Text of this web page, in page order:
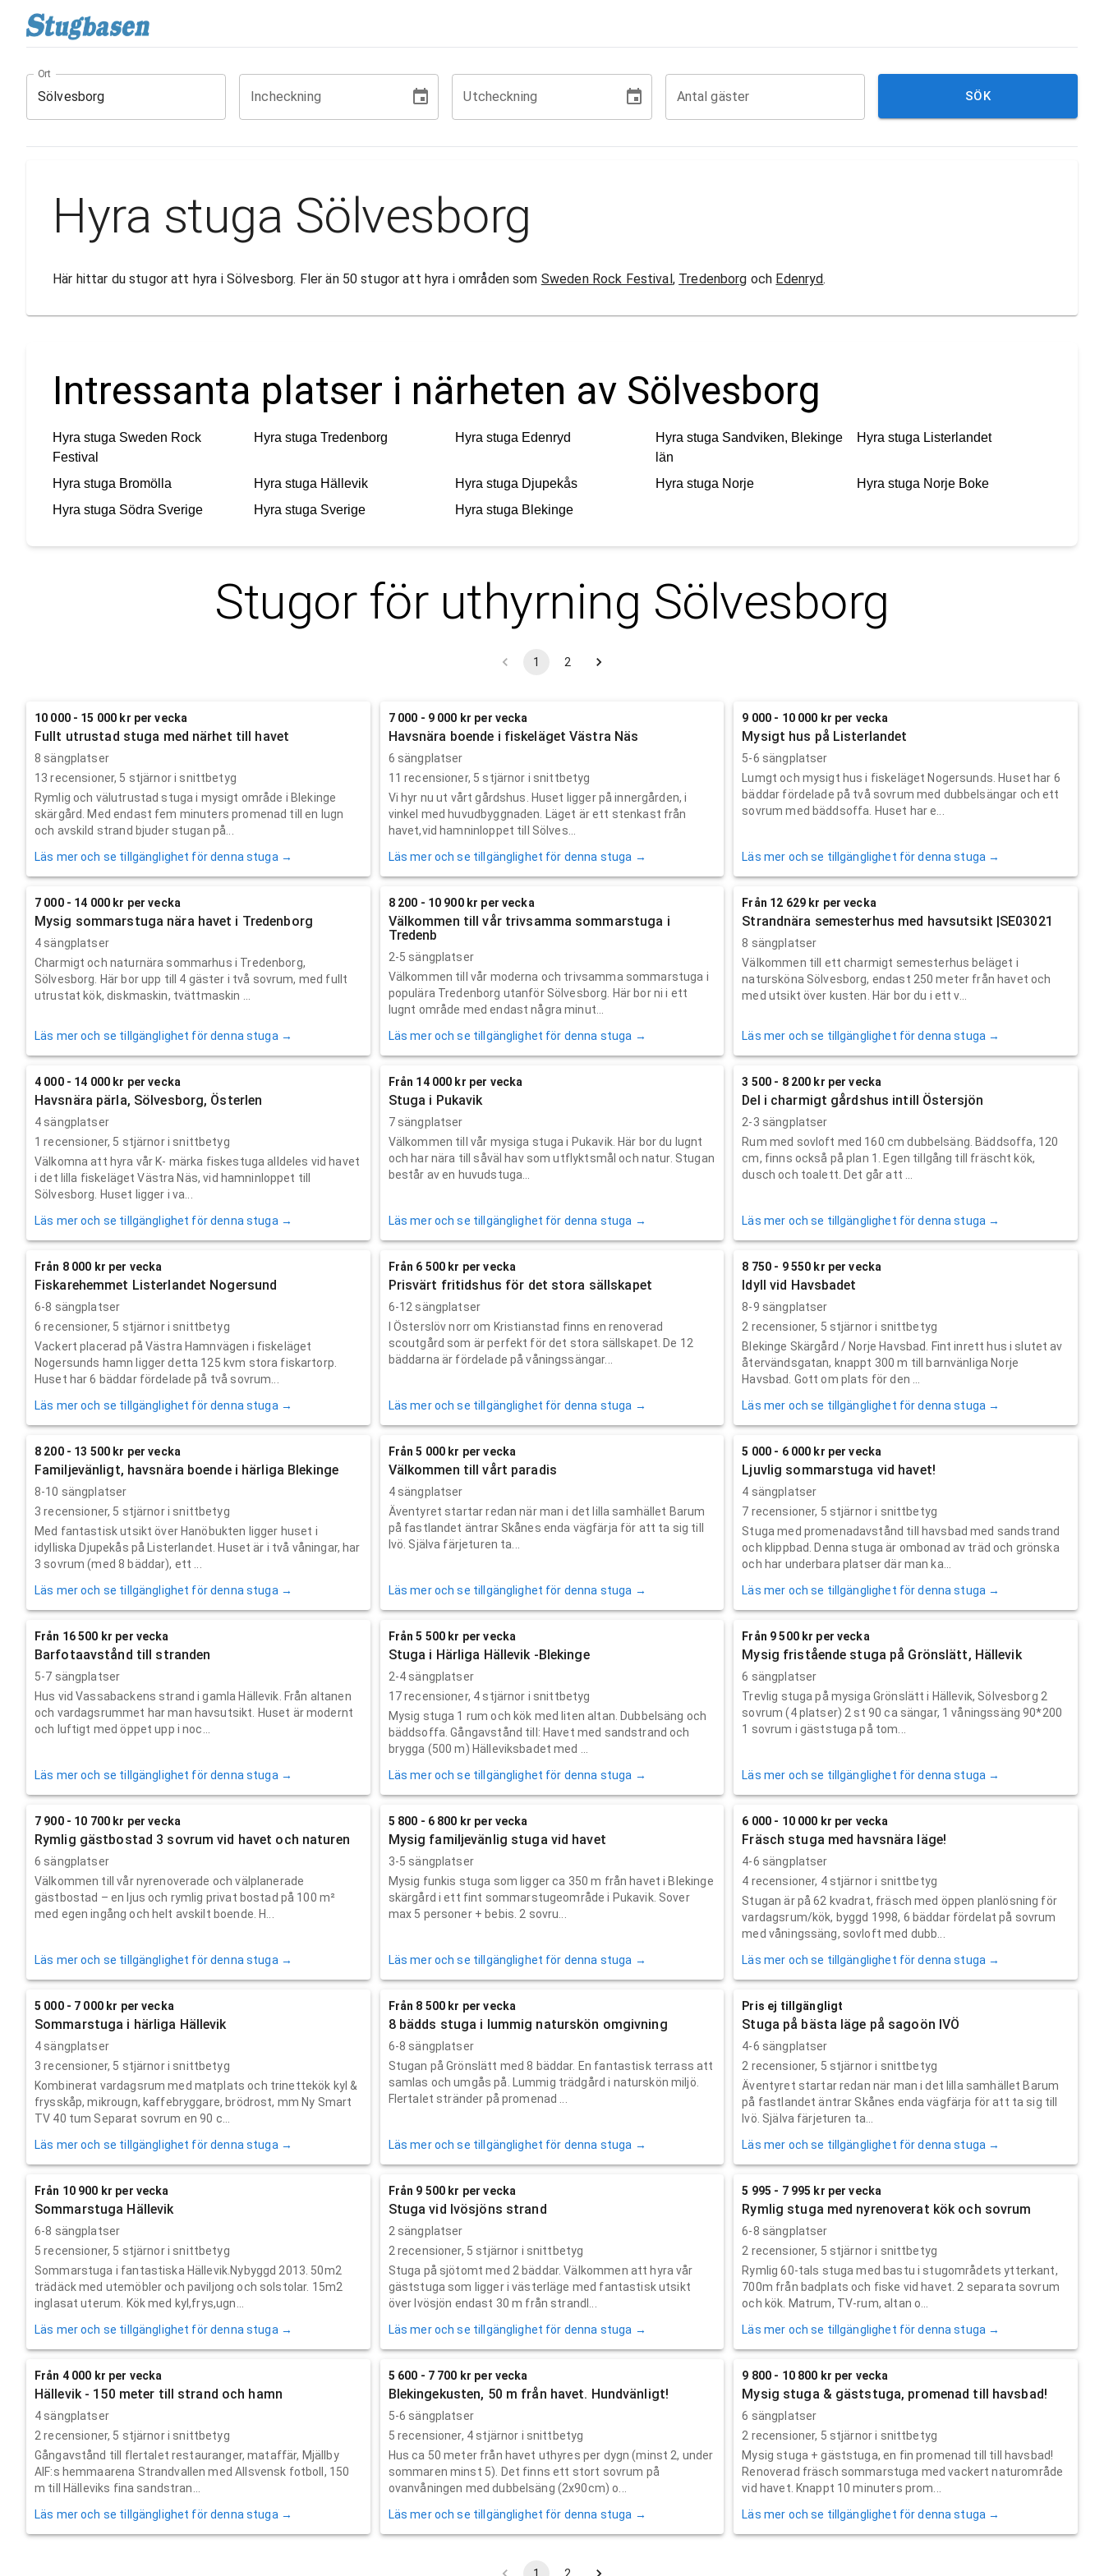
Ort
Incheckning Utcheckning Antal gäster SÖK
Hyra stuga Sölvesborg
Här hittar du stugor att hyra i Sölvesborg. Fler än 50 stugor att hyra i områden som Sweden Rock Festival, Tredenborg och Edenryd.
Intressanta platser i närheten av Sölvesborg
Hyra stuga Sweden Rock
Festival
Hyra stuga Tredenborg Hyra stuga Edenryd Hyra stuga Sandviken, Blekinge
län
Hyra stuga Listerlandet
Hyra stuga Bromölla Hyra stuga Hällevik Hyra stuga Djupekås Hyra stuga Norje Hyra stuga Norje Boke
Hyra stuga Södra Sverige Hyra stuga Sverige Hyra stuga Blekinge
Stugor för uthyrning Sölvesborg
1 2
10 000 - 15 000 kr per vecka
Fullt utrustad stuga med närhet till havet
8 sängplatser
13 recensioner, 5 stjärnor i snittbetyg
Rymlig och välutrustad stuga i mysigt område i Blekinge
skärgård. Med endast fem minuters promenad till en lugn
och avskild strand bjuder stugan på...
Läs mer och se tillgänglighet för denna stuga →
7 000 - 9 000 kr per vecka
Havsnära boende i fiskeläget Västra Näs
6 sängplatser
11 recensioner, 5 stjärnor i snittbetyg
Vi hyr nu ut vårt gårdshus. Huset ligger på innergården, i
vinkel med huvudbyggnaden. Läget är ett stenkast från
havet,vid hamninloppet till Sölves...
Läs mer och se tillgänglighet för denna stuga →
9 000 - 10 000 kr per vecka
Mysigt hus på Listerlandet
5-6 sängplatser
Lumgt och mysigt hus i fiskeläget Nogersunds. Huset har 6
bäddar fördelade på två sovrum med dubbelsängar och ett
sovrum med bäddsoffa. Huset har e...
Läs mer och se tillgänglighet för denna stuga →
7 000 - 14 000 kr per vecka
Mysig sommarstuga nära havet i Tredenborg
4 sängplatser
Charmigt och naturnära sommarhus i Tredenborg,
Sölvesborg. Här bor upp till 4 gäster i två sovrum, med fullt
utrustat kök, diskmaskin, tvättmaskin ...
Läs mer och se tillgänglighet för denna stuga →
8 200 - 10 900 kr per vecka
Välkommen till vår trivsamma sommarstuga i
Tredenb
2-5 sängplatser
Välkommen till vår moderna och trivsamma sommarstuga i
populära Tredenborg utanför Sölvesborg. Här bor ni i ett
lugnt område med endast några minut...
Läs mer och se tillgänglighet för denna stuga →
Från 12 629 kr per vecka
Strandnära semesterhus med havsutsikt |SE03021
8 sängplatser
Välkommen till ett charmigt semesterhus beläget i
natursköna Sölvesborg, endast 250 meter från havet och
med utsikt över kusten. Här bor du i ett v...
Läs mer och se tillgänglighet för denna stuga →
4 000 - 14 000 kr per vecka
Havsnära pärla, Sölvesborg, Österlen
4 sängplatser
1 recensioner, 5 stjärnor i snittbetyg
Välkomna att hyra vår K- märka fiskestuga alldeles vid havet
i det lilla fiskeläget Västra Näs, vid hamninloppet till
Sölvesborg. Huset ligger i va...
Läs mer och se tillgänglighet för denna stuga →
Från 14 000 kr per vecka
Stuga i Pukavik
7 sängplatser
Välkommen till vår mysiga stuga i Pukavik. Här bor du lugnt
och har nära till såväl hav som utflyktsmål och natur. Stugan
består av en huvudstuga...
Läs mer och se tillgänglighet för denna stuga →
3 500 - 8 200 kr per vecka
Del i charmigt gårdshus intill Östersjön
2-3 sängplatser
Rum med sovloft med 160 cm dubbelsäng. Bäddsoffa, 120
cm, finns också på plan 1. Egen tillgång till fräscht kök,
dusch och toalett. Det går att ...
Läs mer och se tillgänglighet för denna stuga →
Från 8 000 kr per vecka
Fiskarehemmet Listerlandet Nogersund
6-8 sängplatser
6 recensioner, 5 stjärnor i snittbetyg
Vackert placerad på Västra Hamnvägen i fiskeläget
Nogersunds hamn ligger detta 125 kvm stora fiskartorp.
Huset har 6 bäddar fördelade på två sovrum...
Läs mer och se tillgänglighet för denna stuga →
Från 6 500 kr per vecka
Prisvärt fritidshus för det stora sällskapet
6-12 sängplatser
I Österslöv norr om Kristianstad finns en renoverad
scoutgård som är perfekt för det stora sällskapet. De 12
bäddarna är fördelade på våningssängar...
Läs mer och se tillgänglighet för denna stuga →
8 750 - 9 550 kr per vecka
Idyll vid Havsbadet
8-9 sängplatser
2 recensioner, 5 stjärnor i snittbetyg
Blekinge Skärgård / Norje Havsbad. Fint inrett hus i slutet av
återvändsgatan, knappt 300 m till barnvänliga Norje
Havsbad. Gott om plats för den ...
Läs mer och se tillgänglighet för denna stuga →
8 200 - 13 500 kr per vecka
Familjevänligt, havsnära boende i härliga Blekinge
8-10 sängplatser
3 recensioner, 5 stjärnor i snittbetyg
Med fantastisk utsikt över Hanöbukten ligger huset i
idylliska Djupekås på Listerlandet. Huset är i två våningar, har
3 sovrum (med 8 bäddar), ett ...
Läs mer och se tillgänglighet för denna stuga →
Från 5 000 kr per vecka
Välkommen till vårt paradis
4 sängplatser
Äventyret startar redan när man i det lilla samhället Barum
på fastlandet äntrar Skånes enda vägfärja för att ta sig till
Ivö. Själva färjeturen ta...
Läs mer och se tillgänglighet för denna stuga →
5 000 - 6 000 kr per vecka
Ljuvlig sommarstuga vid havet!
4 sängplatser
7 recensioner, 5 stjärnor i snittbetyg
Stuga med promenadavstånd till havsbad med sandstrand
och klippbad. Denna stuga är ombonad av träd och grönska
och har underbara platser där man ka...
Läs mer och se tillgänglighet för denna stuga →
Från 16 500 kr per vecka
Barfotaavstånd till stranden
5-7 sängplatser
Hus vid Vassabackens strand i gamla Hällevik. Från altanen
och vardagsrummet har man havsutsikt. Huset är modernt
och luftigt med öppet upp i noc...
Läs mer och se tillgänglighet för denna stuga →
Från 5 500 kr per vecka
Stuga i Härliga Hällevik -Blekinge
2-4 sängplatser
17recensioner, 4 stjärnor i snittbetyg
Mysig stuga 1 rum och kök med liten altan. Dubbelsäng och
bäddsoffa. Gångavstånd till: Havet med sandstrand och
brygga (500 m) Hälleviksbadet med ...
Läs mer och se tillgänglighet för denna stuga →
Från 9 500 kr per vecka
Mysig fristående stuga på Grönslätt, Hällevik
6 sängplatser
Trevlig stuga på mysiga Grönslätt i Hällevik, Sölvesborg 2
sovrum (4 platser) 2 st 90 ca sängar, 1 våningssäng 90*200
1 sovrum i gäststuga på tom...
Läs mer och se tillgänglighet för denna stuga →
7 900 - 10 700 kr per vecka
Rymlig gästbostad 3 sovrum vid havet och naturen
6 sängplatser
Välkommen till vår nyrenoverade och välplanerade
gästbostad – en ljus och rymlig privat bostad på 100 m²
med egen ingång och helt avskilt boende. H...
Läs mer och se tillgänglighet för denna stuga →
5 800 - 6 800 kr per vecka
Mysig familjevänlig stuga vid havet
3-5 sängplatser
Mysig funkis stuga som ligger ca 350 m från havet i Blekinge
skärgård i ett fint sommarstugeområde i Pukavik. Sover
max 5 personer + bebis. 2 sovru...
Läs mer och se tillgänglighet för denna stuga →
6 000 - 10 000 kr per vecka
Fräsch stuga med havsnära läge!
4-6 sängplatser
4 recensioner, 4stjärnor i snittbetyg
Stugan är på 62 kvadrat, fräsch med öppen planlösning för
vardagsrum/kök, byggd 1998, 6 bäddar fördelat på sovrum
med våningssäng, sovloft med dubb...
Läs mer och se tillgänglighet för denna stuga →
5 000 - 7 000 kr per vecka
Sommarstuga i härliga Hällevik
4 sängplatser
3 recensioner, 5 stjärnor i snittbetyg
Kombinerat vardagsrum med matplats och trinettekök kyl &
frysskåp, mikrougn, kaffebryggare, brödrost, mm Ny Smart
TV 40 tum Separat sovrum en 90 c...
Läs mer och se tillgänglighet för denna stuga →
Från 8 500 kr per vecka
8 bädds stuga i lummig naturskön omgivning
6-8 sängplatser
Stugan på Grönslätt med 8 bäddar. En fantastisk terrass att
samlas och umgås på. Lummig trädgård i naturskön miljö.
Flertalet stränder på promenad ...
Läs mer och se tillgänglighet för denna stuga →
Pris ej tillgängligt
Stuga på bästa läge på sagoön IVÖ
4-6 sängplatser
2 recensioner, 5 stjärnor i snittbetyg
Äventyret startar redan när man i det lilla samhället Barum
på fastlandet äntrar Skånes enda vägfärja för att ta sig till
Ivö. Själva färjeturen ta...
Läs mer och se tillgänglighet för denna stuga →
Från 10 900 kr per vecka
Sommarstuga Hällevik
6-8 sängplatser
5 recensioner, 5 stjärnor i snittbetyg
Sommarstuga i fantastiska Hällevik.Nybyggd 2013. 50m2
trädäck med utemöbler och paviljong och solstolar. 15m2
inglasat uterum. Kök med kyl,frys,ugn...
Läs mer och se tillgänglighet för denna stuga →
Från 9 500 kr per vecka
Stuga vid Ivösjöns strand
2 sängplatser
2 recensioner, 5 stjärnor i snittbetyg
Stuga på sjötomt med 2 bäddar. Välkommen att hyra vår
gäststuga som ligger i västerläge med fantastisk utsikt
över Ivösjön endast 30 m från strandl...
Läs mer och se tillgänglighet för denna stuga →
5 995 - 7 995 kr per vecka
Rymlig stuga med nyrenoverat kök och sovrum
6-8 sängplatser
2 recensioner, 5 stjärnor i snittbetyg
Rymlig 60-tals stuga med bastu i stugområdets ytterkant,
700m från badplats och fiske vid havet. 2 separata sovrum
och kök. Matrum, TV-rum, altan o...
Läs mer och se tillgänglighet för denna stuga →
Från 4 000 kr per vecka
Hällevik - 150 meter till strand och hamn
4 sängplatser
2 recensioner, 5 stjärnor i snittbetyg
Gångavstånd till flertalet restauranger, mataffär, Mjällby
AIF:s hemmaarena Strandvallen med Allsvensk fotboll, 150
m till Hälleviks fina sandstran...
Läs mer och se tillgänglighet för denna stuga →
5 600 - 7 700 kr per vecka
Blekingekusten, 50 m från havet. Hundvänligt!
5-6 sängplatser
5 recensioner, 4 stjärnor i snittbetyg
Hus ca 50 meter från havet uthyres per dygn (minst 2, under
sommaren minst 5). Det finns ett stort sovrum på
ovanvåningen med dubbelsäng (2x90cm) o...
Läs mer och se tillgänglighet för denna stuga →
9 800 - 10 800 kr per vecka
Mysig stuga & gäststuga, promenad till havsbad!
6 sängplatser
2 recensioner, 5 stjärnor i snittbetyg
Mysig stuga + gäststuga, en fin promenad till till havsbad!
Renoverad fräsch sommarstuga med vackert naturområde
vid havet. Knappt 10 minuters prom...
Läs mer och se tillgänglighet för denna stuga →
1 2